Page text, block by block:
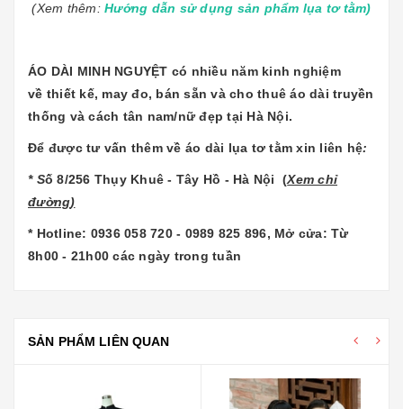
(Xem thêm:Hướng dẫn sử dụng sản phẩm lụa tơ tằm)
ÁO DÀI MINH NGUYỆT có nhiều năm kinh nghiệm
về thiết kế, may đo, bán sẵn và cho thuê áo dài truyền
thống và cách tân nam/nữ đẹp tại Hà Nội.
Để được tư vấn thêm về áo dài lụa tơ tằm xin liên hệ:
* Số 8/256 Thụy Khuê - Tây Hồ - Hà Nội (Xem chỉ
đường)
* Hotline: 0936 058 720 - 0989 825 896, Mở cửa: Từ
8h00 - 21h00 các ngày trong tuần
SẢN PHẨM LIÊN QUAN